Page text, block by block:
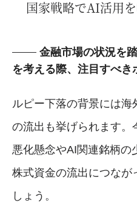
国家戦略でAI活用
金融市場の状況を
を考える際、注目すべき
ルピー下落の背景には海
の流出も挙げられます。
悪化懸念やAI関連銘柄の
株式資金の流出につなが
しょう。